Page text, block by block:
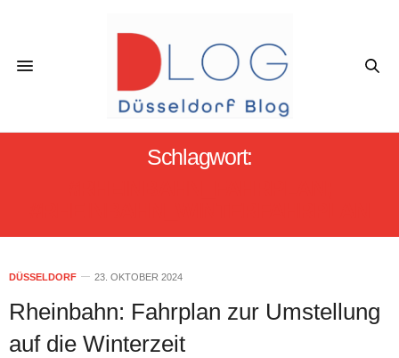
Schlagwort:
DÜSSELDORF 23. OKTOBER 2024
Rheinbahn: Fahrplan zur Umstellung
auf die Winterzeit